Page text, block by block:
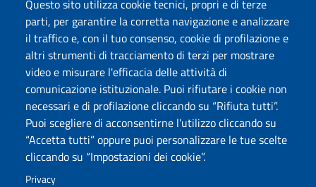
Questo sito utilizza cookie tecnici, propri e di terze
parti, per garantire la corretta navigazione e analizzare
il traffico e, con il tuo consenso, cookie di profilazione e
altri strumenti di tracciamento di terzi per mostrare
video e misurare l'efficacia delle attività di
comunicazione istituzionale. Puoi rifiutare i cookie non
necessari e di profilazione cliccando su “Rifiuta tutti”.
Puoi scegliere di acconsentirne l’utilizzo cliccando su
“Accetta tutti” oppure puoi personalizzare le tue scelte
cliccando su “Impostazioni dei cookie”.
Privacy
Università degli Studi di Sassari
Dipartimento di Storia, Scienze dell’Uomo e
della Formazione
Via Maurizio Zanfarino 62, 07100 Sassari
Dichiarazione di accessibilità
Posta elettronica @uniss.it
Protocollo
Seguici su